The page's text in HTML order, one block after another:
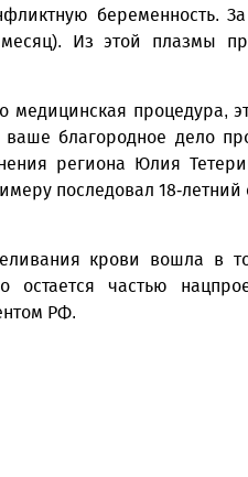
беременность.
Из этой плазмы
медицинская процедура,
ваше благородное дело
региона Юлия
последовал 18-
крови вошла в
остается частью
РФ.